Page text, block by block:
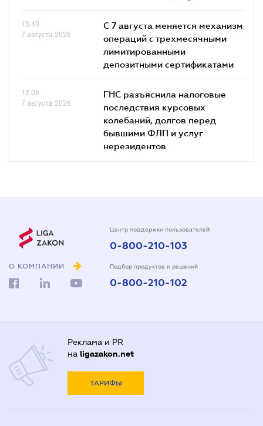
13.40
7 августа 2026
С 7 августа меняется механизм
операций с трехмесячными
лимитированными
депозитными сертификатами
12.09
7 августа 2026
ГНС разъяснила налоговые
последствия курсовых
колебаний, долгов перед
бывшими ФЛП и услуг
нерезидентов
О КОМПАНИИ
Центр поддержки пользователей
0-800-210-103
Подбор продуктов и решений
0-800-210-102
Реклама и PR
на ligazakon.net
ТАРИФЫ